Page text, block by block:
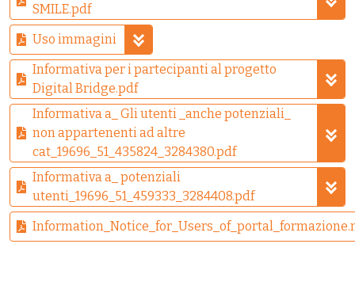
SMILE.pdf
Uso immagini
Informativa per i partecipanti al progetto
Digital Bridge.pdf
Informativa a_ Gli utenti _anche potenziali_
non appartenenti ad altre
cat_19696_51_435824_3284380.pdf
Informativa a_ potenziali
utenti_19696_51_459333_3284408.pdf